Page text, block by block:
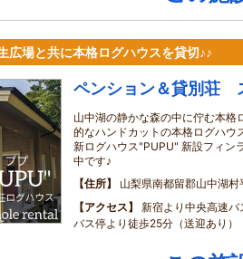
広場と共に本格ログハウスを貸切♪♪
ペンション＆貸別荘
山中湖の静かな森の中に佇む本格
的なハンドカットの本格ログハウ
新ログハウス"PUPU" 新設フィン
中です♪
住所
山梨県南都留郡山中湖
アクセス
新宿より中央高速
バス停より徒歩25分（送迎あり）